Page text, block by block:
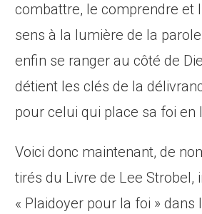
combattre, le comprendre et
sens à la lumière de la
enfin se ranger au côté de
détient les clés de la
pour celui qui place sa foi en
Voici donc maintenant, de
tirés du Livre de Lee Strobel,
« Plaidoyer pour la foi » dans